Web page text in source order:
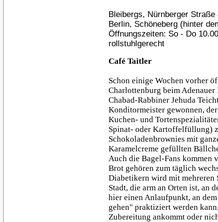
Bleibergs, Nürnberger
Berlin, Schöneberg (hinter
Öffnungszeiten: So - Do
rollstuhlgerecht
Café Taitler
Schon einige Wochen vorher
Charlottenburg beim
Chabad-Rabbiner Jehuda
Konditormeister gewonnen,
Kuchen- und
Spinat- oder Kartoffelfüllung)
Schokoladenbrownies mit
Karamelcreme gefüllten
Auch die Bagel-Fans kommen
Brot gehören zum täglich
Diabetikern wird mit mehreren
Stadt, die arm an Orten ist, an
hier einen Anlaufpunkt, an
gehen" praktiziert werden
Zubereitung ankommt oder